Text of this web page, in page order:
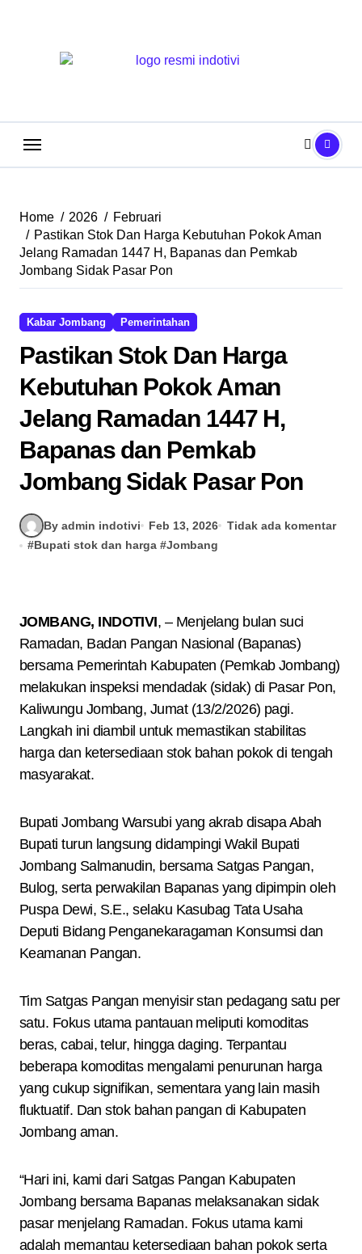
Home 2026
Februari
Pastikan Stok Dan Harga Kebutuhan Pokok Aman
Jelang Ramadan 1447 H, Bapanas dan Pemkab
Jombang Sidak Pasar Pon
Kabar Jombang Pemerintahan
Pastikan Stok Dan Harga
Kebutuhan Pokok Aman
Jelang Ramadan 1447 H,
Bapanas dan Pemkab
Jombang Sidak Pasar Pon
By admin indotivi Feb 13, 2026
Tidak ada komentar
#Bupati stok dan harga #Jombang
JOMBANG, INDOTIVI, – Menjelang bulan suci
Ramadan, Badan Pangan Nasional (Bapanas)
bersama Pemerintah Kabupaten (Pemkab Jombang)
melakukan inspeksi mendadak (sidak) di Pasar Pon,
Kaliwungu Jombang, Jumat (13/2/2026) pagi.
Langkah ini diambil untuk memastikan stabilitas
harga dan ketersediaan stok bahan pokok di tengah
masyarakat.
Bupati Jombang Warsubi yang akrab disapa Abah
Bupati turun langsung didampingi Wakil Bupati
Jombang Salmanudin, bersama Satgas Pangan,
Bulog, serta perwakilan Bapanas yang dipimpin oleh
Puspa Dewi, S.E., selaku Kasubag Tata Usaha
Deputi Bidang Penganekaragaman Konsumsi dan
Keamanan Pangan.
Tim Satgas Pangan menyisir stan pedagang satu per
satu. Fokus utama pantauan meliputi komoditas
beras, cabai, telur, hingga daging. Terpantau
beberapa komoditas mengalami penurunan harga
yang cukup signifikan, sementara yang lain masih
fluktuatif. Dan stok bahan pangan di Kabupaten
Jombang aman.
“Hari ini, kami dari Satgas Pangan Kabupaten
Jombang bersama Bapanas melaksanakan sidak
pasar menjelang Ramadan. Fokus utama kami
adalah memantau ketersediaan bahan pokok serta